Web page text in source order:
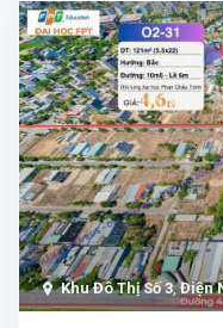
Khu Đô Thị Số 3,Điện